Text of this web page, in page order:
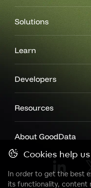
Solutions
Learn
Developers
Resources
About GoodData
Cookies help
In order to get the best
its functionality, content